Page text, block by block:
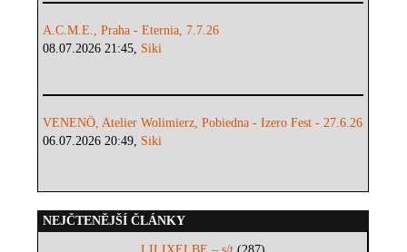
A.C.M.E., Praha - Eternia, 7.7.26
08.07.2026 21:45, Siki
VENENÖ, Atelier Wolimierz, Pobiedna - Izero Fest - 27.6.26
06.07.2026 20:49, Siki
NEJČTENĚJŠÍ ČLÁNKY